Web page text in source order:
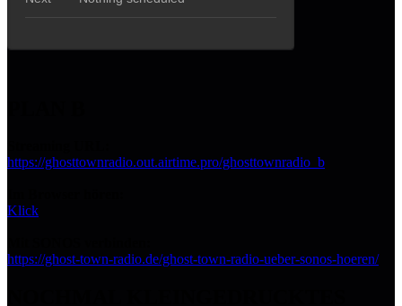
https://ghosttownradio.out.airtime.pro/ghosttownradio_b
Klick
https://ghost-town-radio.de/ghost-town-radio-ueber-sonos-hoeren/